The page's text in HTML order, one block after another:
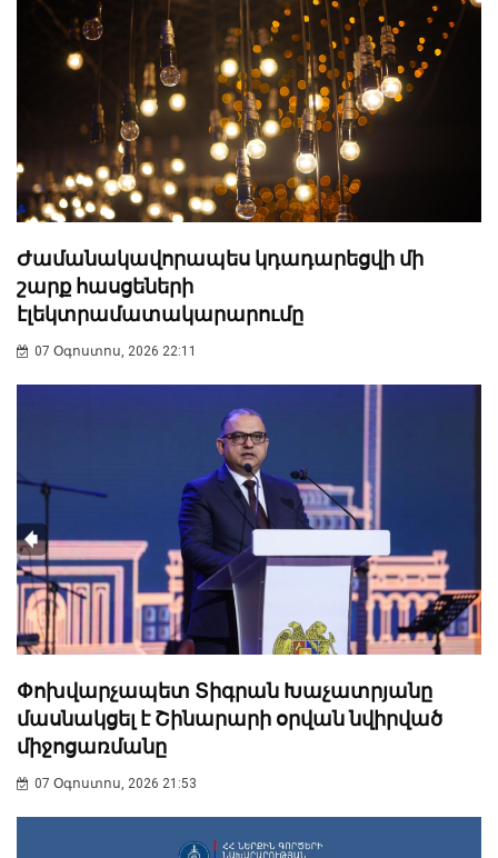
Ժամանակավորապես կդադարեցվի մի
շարք հասցեների
էլեկտրամատակարարումը
07 Օգոստոս, 2026 22:11
Փոխվարչապետ Տիգրան Խաչատրյանը
մասնակցել է Շինարարի օրվան նվիրված
միջոցառմանը
07 Օգոստոս, 2026 21:53